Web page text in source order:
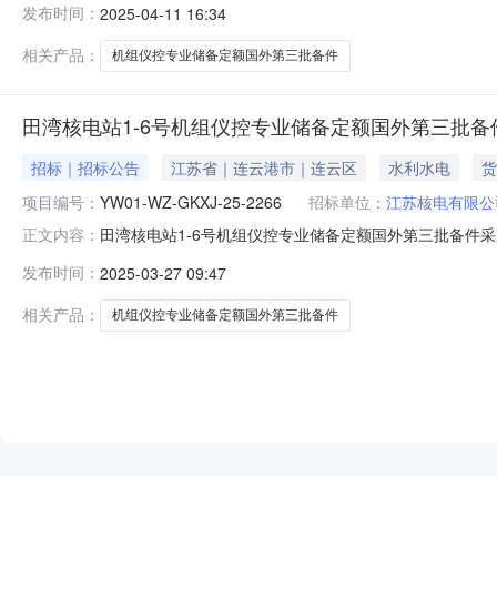
务时间：详见导出给厂商清单交货/服务地点：江苏核电
电有限公司委托
发布时间： 2025-04-11 16:34
相关产品：
机组仪控专业储备定额国外第三批备件
田湾核电站1-6号机组仪控专业储备定额国外第三批
招标｜招标公告 江苏省｜连云港市｜连云区 水利水电
项目编号： YW01-WZ-GKXJ-25-2266 招标单位： 江苏核电有限
正文内容： 田湾核电站1-6号机组仪控专业储备定额国外第三批备件
公司供货范围：详见导出给厂商清单质量要求：详见导
储备定额国
发布时间： 2025-03-27 09:47
相关产品：
机组仪控专业储备定额国外第三批备件